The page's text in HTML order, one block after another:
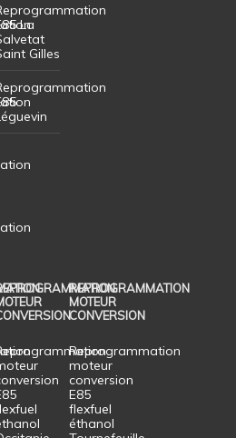
La
Gilles
REPROGRAMMATION
MOTEUR
CONVERSION
Reprogrammation
moteur
conversion
E85
flexfuel
éthanol